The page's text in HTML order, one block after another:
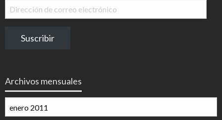
Dirección
de
electrónico
Suscribir
Archivos mensuales
mensuales